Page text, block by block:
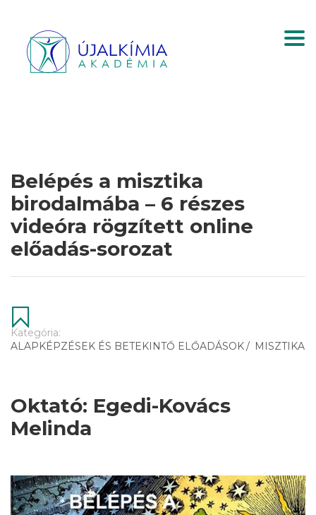
Belépés a misztika
birodalmába – 6 részes
videóra rögzített online
előadás-sorozat
Kategória:
ALAPKÉPZÉSEK ÉS BETEKINTŐ ELŐADÁSOK/ MISZTIKA
Oktató: Egedi-Kovács
Melinda